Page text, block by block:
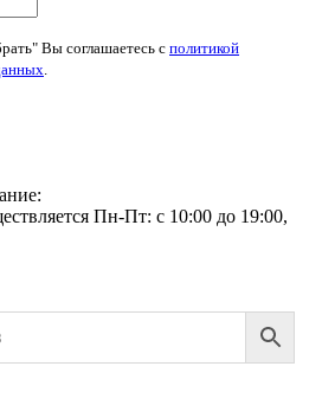
Вы соглашаетесь с политикой
Пн-Пт: с 10:00 до 19:00,